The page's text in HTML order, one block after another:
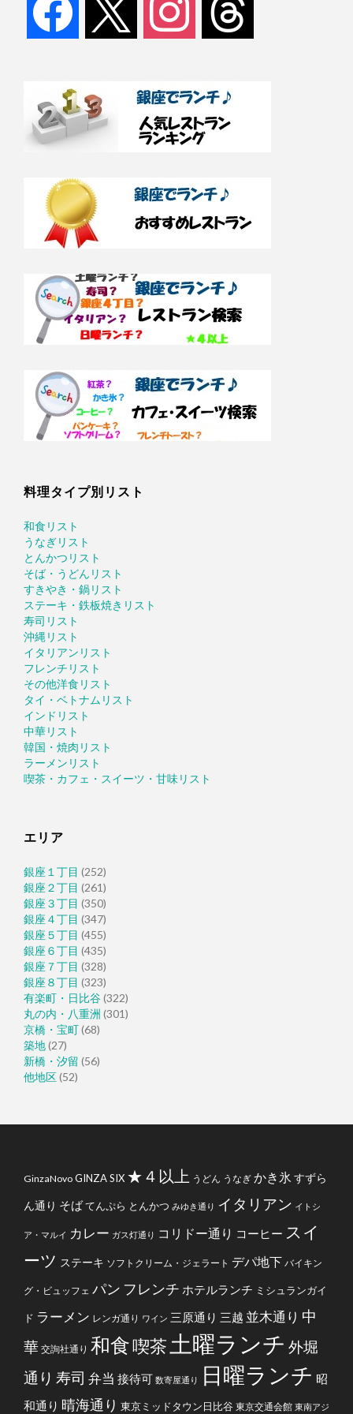
料理タイプ別リスト
和食リスト
うなぎリスト
とんかつリスト
そば・うどんリスト
すきやき・鍋リスト
ステーキ・鉄板焼きリスト
寿司リスト
沖縄リスト
イタリアンリスト
フレンチリスト
その他洋食リスト
タイ・ベトナムリスト
インドリスト
中華リスト
韓国・焼肉リスト
ラーメンリスト
喫茶・カフェ・スイーツ・甘味リスト
エリア
銀座１丁目 (252)
銀座２丁目 (261)
銀座３丁目 (350)
銀座４丁目 (347)
銀座５丁目 (455)
銀座６丁目 (435)
銀座７丁目 (328)
銀座８丁目 (323)
有楽町・日比谷(322)
丸の内・八重洲 (301)
京橋・宝町(68)
築地(27)
新橋・汐留 (56)
他地区(52)
GinzaNovo GINZA SIX ★４以上 うどん うなぎ かき氷 すずら
ん通り そばてんぷら とんかつ みゆき通り イタリアン イトシ
ア・マルイ カレー ガス灯通り コリドー通り コーヒー スイ
ーツ ステーキ ソフトクリーム・ジェラート デパ地下 バイキン
グ・ビュッフェ パン フレンチ ホテルランチ ミシュランガイ
ド ラーメン レンガ通り ワイン 三原通り 三越 並木通り 中
華 交詢社通り 和食喫茶 土曜ランチ 外堀
通り 寿司 弁当 接待可 数寄屋通り 日曜ランチ 昭
和通り 晴海通り 東京ミッドタウン日比谷 東京交通会館 東南アジ